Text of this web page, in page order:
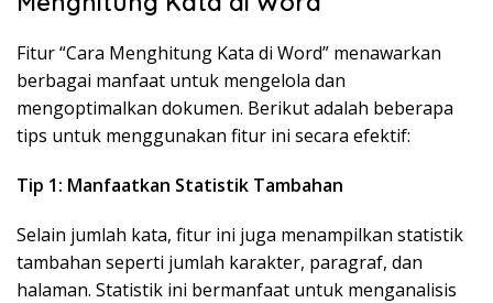
Fitur “Cara Menghitung Kata di Word” menawarkan
berbagai manfaat untuk mengelola dan
mengoptimalkan dokumen. Berikut adalah beberapa
tips untuk menggunakan fitur ini secara efektif:
Tip 1: Manfaatkan Statistik Tambahan
Selain jumlah kata, fitur ini juga menampilkan statistik
tambahan seperti jumlah karakter, paragraf, dan
halaman. Statistik ini bermanfaat untuk menganalisis